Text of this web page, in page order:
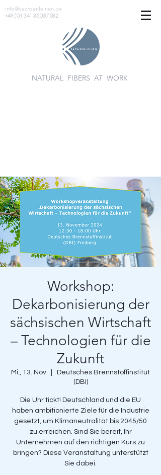
info@sachsenleinen.de
+49 (0) 341 35037582
NATURAL FIBERS AT WORK
Workshop:
Dekarbonisierung der
sächsischen Wirtschaft
– Technologien für die
Zukunft
Mi., 13. Nov.
Deutsches Brennstoffinstitut
(DBI)
Die Uhr tickt! Deutschland und die EU
haben ambitionierte Ziele für die Industrie
gesetzt, um Klimaneutralität bis 2045/50
zu erreichen. Sind Sie bereit, Ihr
Unternehmen auf den richtigen Kurs zu
bringen? Diese Veranstaltung unterstützt
Sie dabei.